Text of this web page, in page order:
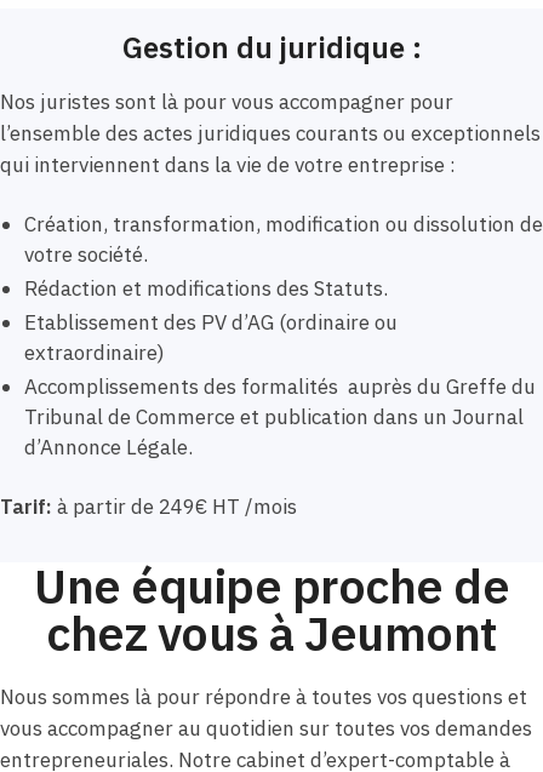
Gestion du juridique :
Nos juristes sont là pour vous accompagner pour
l’ensemble des actes juridiques courants ou exceptionnels
qui interviennent dans la vie de votre entreprise :
Création, transformation, modification ou dissolution de
votre société.
Rédaction et modifications des Statuts.
Etablissement des PV d’AG (ordinaire ou
extraordinaire)
Accomplissements des formalités auprès du Greffe du
Tribunal de Commerce et publication dans un Journal
d’Annonce Légale.
Tarif: à partir de 249€ HT /mois
Une équipe proche de
chez vous à Jeumont
Nous sommes là pour répondre à toutes vos questions et
vous accompagner au quotidien sur toutes vos demandes
entrepreneuriales. Notre cabinet d’expert-comptable à